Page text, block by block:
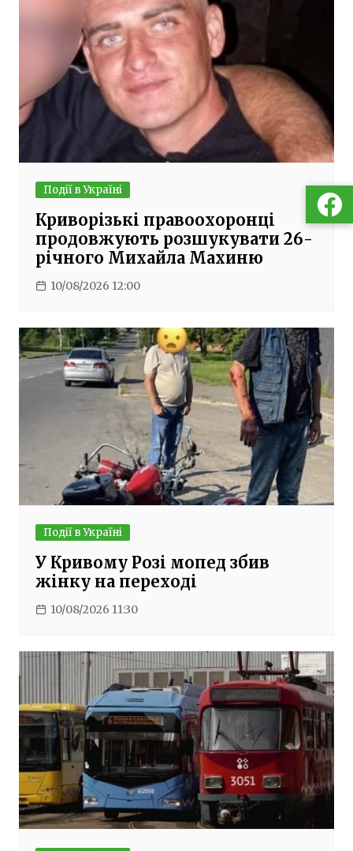
Події в Україні
Криворізькі правоохоронці
продовжують розшукувати 26-
річного Михайла Махиню
10/08/2026 12:00
Події в Україні
У Кривому Розі мопед збив
жінку на переході
10/08/2026 11:30